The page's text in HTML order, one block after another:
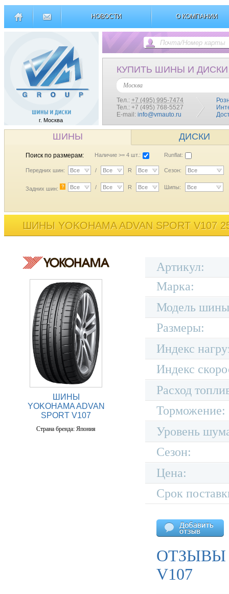
НОВОСТИ О КОМПАНИИ
г. Москва
КУПИТЬ ШИНЫ И ДИСКИ
Москва
Тел.: +7 (495) 995-7474
Тел.: +7 (495) 768-5527
E-mail: info@vmauto.ru
ШИНЫ ДИСКИ
Поиск по размерам: Наличие >= 4 шт.: Runflat:
Передних шин: Все / Все R Все Сезон: Все
Задних шин: ? Все / Все R Все Шипы: Все
ШИНЫ YOKOHAMA ADVAN SPORT V107
ШИНЫ
YOKOHAMA ADVAN
SPORT V107
Страна бренда: Япония
Артикул:
Марка:
Модель
Размеры:
Индекс
Индекс
Расход
Торможение:
Уровень
Сезон:
Цена:
Срок
ОТЗЫВЫ
V107